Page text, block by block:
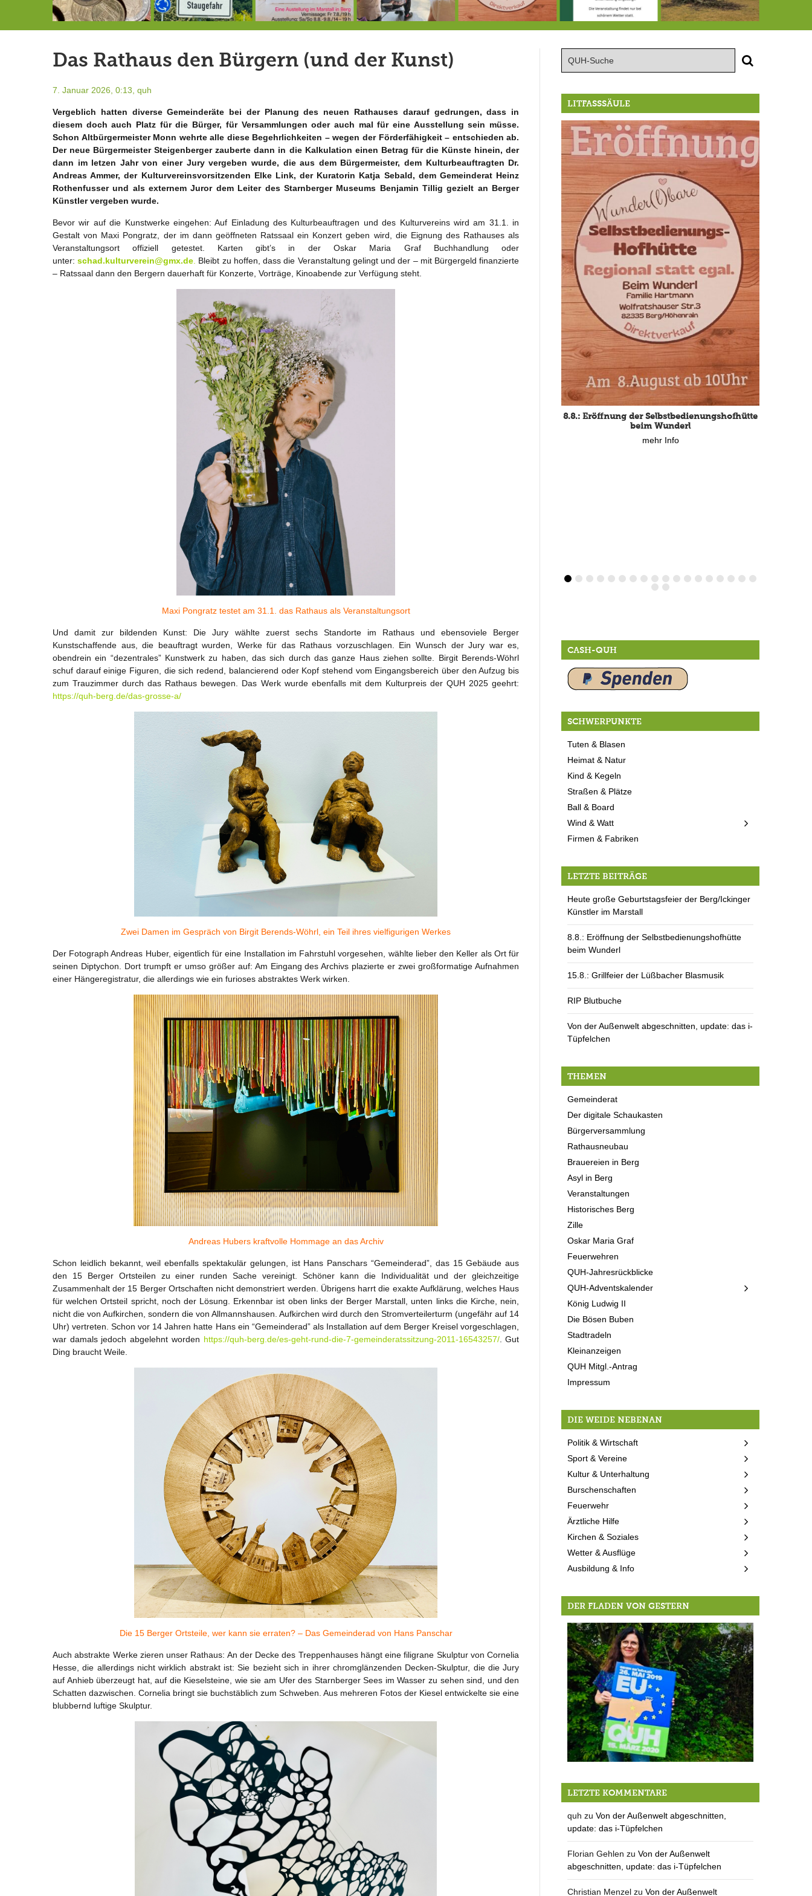
Das Rathaus den Bürgern (und der Kunst)
7. Januar 2026, 0:13, quh
Vergeblich hatten diverse Gemeinderäte bei der Planung des neuen Rathauses darauf gedrungen, dass in
diesem doch auch Platz für die Bürger, für Versammlungen oder auch mal für eine Ausstellung sein müsse.
Schon Altbürgermeister Monn wehrte alle diese Begehrlichkeiten – wegen der Förderfähigkeit – entschieden ab.
Der neue Bürgermeister Steigenberger zauberte dann in die Kalkulation einen Betrag für die Künste hinein, der
dann im letzen Jahr von einer Jury vergeben wurde, die aus dem Bürgermeister, dem Kulturbeauftragten Dr.
Andreas Ammer, der Kulturvereinsvorsitzenden Elke Link, der Kuratorin Katja Sebald, dem Gemeinderat Heinz
Rothenfusser und als externem Juror dem Leiter des Starnberger Museums Benjamin Tillig gezielt an Berger
Künstler vergeben wurde.
Bevor wir auf die Kunstwerke eingehen: Auf Einladung des Kulturbeauftragen und des Kulturvereins wird am 31.1. in
Gestalt von Maxi Pongratz, der im dann geöffneten Ratssaal ein Konzert geben wird, die Eignung des Rathauses als
Veranstaltungsort offiziell getestet. Karten gibt’s in der Oskar Maria Graf Buchhandlung oder
unter: schad.kulturverein@gmx.de Bleibt zu hoffen, dass die Veranstaltung gelingt und der – mit Bürgergeld finanzierte
– Ratssaal dann den Bergern dauerhaft für Konzerte, Vorträge, Kinoabende zur Verfügung steht.
Maxi Pongratz testet am 31.1. das Rathaus als Veranstaltungsort
Und damit zur bildenden Kunst: Die Jury wählte zuerst sechs Standorte im Rathaus und ebensoviele Berger
Kunstschaffende aus, die beauftragt wurden, Werke für das Rathaus vorzuschlagen. Ein Wunsch der Jury war es,
obendrein ein “dezentrales” Kunstwerk zu haben, das sich durch das ganze Haus ziehen sollte. Birgit Berends-Wöhrl
schuf darauf einige Figuren, die sich redend, balancierend oder Kopf stehend vom Eingangsbereich über den Aufzug bis
zum Trauzimmer durch das Rathaus bewegen. Das Werk wurde ebenfalls mit dem Kulturpreis der QUH 2025 geehrt:
https://quh-berg.de/das-grosse-a/
Zwei Damen im Gespräch von Birgit Berends-Wöhrl, ein Teil ihres vielfigurigen Werkes
Der Fotograph Andreas Huber, eigentlich für eine Installation im Fahrstuhl vorgesehen, wählte lieber den Keller als Ort für
seinen Diptychon. Dort trumpft er umso größer auf: Am Eingang des Archivs plazierte er zwei großformatige Aufnahmen
einer Hängeregistratur, die allerdings wie ein furioses abstraktes Werk wirken.
Andreas Hubers kraftvolle Hommage an das Archiv
Schon leidlich bekannt, weil ebenfalls spektakulär gelungen, ist Hans Panschars “Gemeinderad”, das 15 Gebäude aus
den 15 Berger Ortsteilen zu einer runden Sache vereinigt. Schöner kann die Individualität und der gleichzeitige
Zusammenhalt der 15 Berger Ortschaften nicht demonstriert werden. Übrigens harrt die exakte Aufklärung, welches Haus
für welchen Ortsteil spricht, noch der Lösung. Erkennbar ist oben links der Berger Marstall, unten links die Kirche, nein,
nicht die von Aufkirchen, sondern die von Allmannshausen. Aufkirchen wird durch den Stromverteilerturm (ungefähr auf 14
Uhr) vertreten. Schon vor 14 Jahren hatte Hans ein “Gemeinderad” als Installation auf dem Berger Kreisel vorgeschlagen,
war damals jedoch abgelehnt worden https://quh-berg.de/es-geht-rund-die-7-gemeinderatssitzung-2011-16543257/. Gut
Ding braucht Weile.
Die 15 Berger Ortsteile, wer kann sie erraten? – Das Gemeinderad von Hans Panschar
Auch abstrakte Werke zieren unser Rathaus: An der Decke des Treppenhauses hängt eine filigrane Skulptur von Cornelia
Hesse, die allerdings nicht wirklich abstrakt ist: Sie bezieht sich in ihrer chromglänzenden Decken-Skulptur, die die Jury
auf Anhieb überzeugt hat, auf die Kieselsteine, wie sie am Ufer des Starnberger Sees im Wasser zu sehen sind, und den
Schatten dazwischen. Cornelia bringt sie buchstäblich zum Schweben. Aus mehreren Fotos der Kiesel entwickelte sie eine
blubbernd luftige Skulptur.
LITFASSSÄULE
mehr Info
CASH-QUH
SCHWERPUNKTE
Tuten & Blasen
Heimat & Natur
Kind & Kegeln
Straßen & Plätze
Ball & Board
Wind & Watt
Firmen & Fabriken
LETZTE BEITRÄGE
Heute große Geburtstagsfeier der Berg/Ickinger
Künstler im Marstall
8.8.: Eröffnung der Selbstbedienungshofhütte
beim Wunderl
15.8.: Grillfeier der Lüßbacher Blasmusik
RIP Blutbuche
Von der Außenwelt abgeschnitten, update: das i-
Tüpfelchen
THEMEN
Gemeinderat
Der digitale Schaukasten
Bürgerversammlung
Rathausneubau
Brauereien in Berg
Asyl in Berg
Veranstaltungen
Historisches Berg
Zille
Oskar Maria Graf
Feuerwehren
QUH-Jahresrückblicke
QUH-Adventskalender
König Ludwig II
Die Bösen Buben
Stadtradeln
Kleinanzeigen
QUH Mitgl.-Antrag
Impressum
DIE WEIDE NEBENAN
Politik & Wirtschaft
Sport & Vereine
Kultur & Unterhaltung
Burschenschaften
Feuerwehr
Ärztliche Hilfe
Kirchen & Soziales
Wetter & Ausflüge
Ausbildung & Info
DER FLADEN VON GESTERN
LETZTE KOMMENTARE
quh zuVon der Außenwelt abgeschnitten,
update: das i-Tüpfelchen
Florian Gehlen zuVon der Außenwelt
abgeschnitten, update: das i-Tüpfelchen
Christian Menzel zuVon der Außenwelt